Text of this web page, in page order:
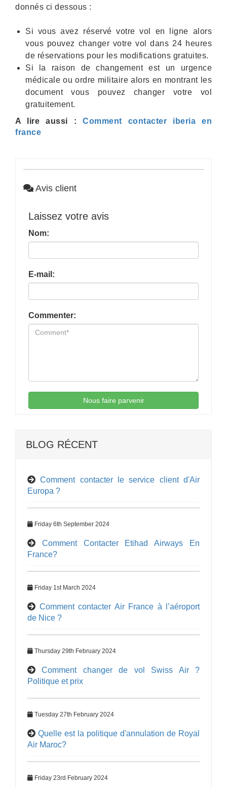
donnés ci dessous :
Si vous avez réservé votre vol en ligne alors
vous pouvez changer votre vol dans 24 heures
de réservations pour les modifications gratuites.
Si la raison de changement est un urgence
médicale ou ordre militaire alors en montrant les
document vous pouvez changer votre vol
gratuitement.
A lire aussi : Comment contacter iberia en
france
Avis client
Laissez votre avis
Nom:
E-mail:
Commenter:
Nous faire parvenir
BLOG RÉCENT
Comment contacter le service client d'Air
Europa ?
Friday 6th September 2024
Comment Contacter Etihad Airways En
France?
Friday 1st March 2024
Comment contacter Air France à l’aéroport
de Nice ?
Thursday 29th February 2024
Comment changer de vol Swiss Air ?
Politique et prix
Tuesday 27th February 2024
Quelle est la politique d'annulation de Royal
Air Maroc?
Friday 23rd February 2024